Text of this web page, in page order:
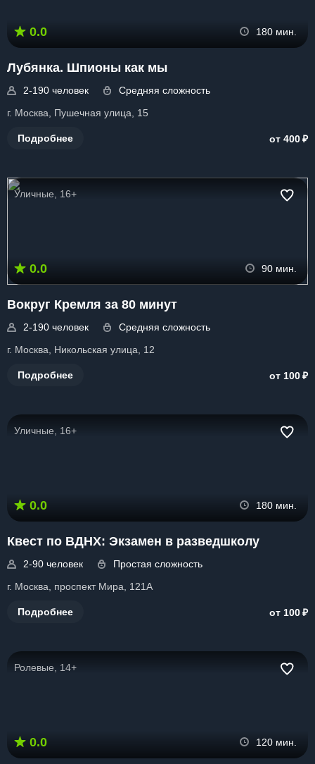
0.0 180 мин.
Лубянка. Шпионы как мы
2-190 человек
Средняя сложность
г. Москва, Пушечная улица, 15
Подробнее от 400₽
Уличные, 16+
0.0 90 мин.
Вокруг Кремля за 80 минут
2-190 человек
Средняя сложность
г. Москва, Никольская улица, 12
Подробнее от 100₽
Уличные, 16+
0.0 180 мин.
Квест по ВДНХ: Экзамен в разведшколу
2-90 человек
Простая сложность
г. Москва, проспект Мира, 121А
Подробнее от 100₽
Ролевые, 14+
0.0 120 мин.